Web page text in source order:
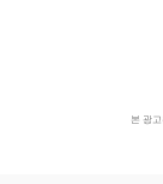
본 광